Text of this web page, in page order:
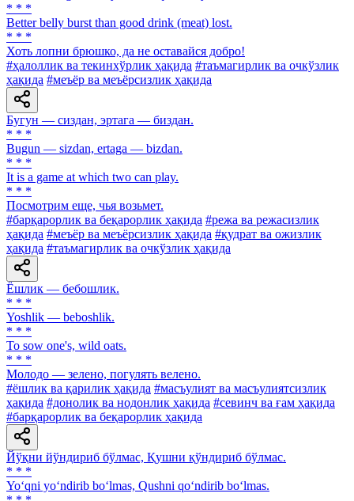
* * *
Better belly burst than good drink (meat) lost.
* * *
Хоть лопни брюшко, да не оставайся добро!
#ҳалоллик ва текинхўрлик ҳақида #таъмагирлик ва очкўзлик
ҳақида #меъёр ва меъёрсизлик ҳақида
Бугун — сиздан, эртага — биздан.
* * *
Bugun — sizdan, ertaga — bizdan.
* * *
It is a game at which two can play.
* * *
Посмотрим еще, чья возьмет.
#барқарорлик ва беқарорлик ҳақида #режа ва режасизлик
ҳақида #меъёр ва меъёрсизлик ҳақида #қудрат ва ожизлик
ҳақида #таъмагирлик ва очкўзлик ҳақида
Ёшлик — бебошлик.
* * *
Yoshlik — beboshlik.
* * *
То sow one's, wild oats.
* * *
Молодо — зелено, погулять велено.
#ёшлик ва қарилик ҳақида #масъулият ва масъулиятсизлик
ҳақида #донолик ва нодонлик ҳақида #севинч ва ғам ҳақида
#барқарорлик ва беқарорлик ҳақида
Йўқни йўндириб бўлмас, Қушни қўндириб бўлмас.
* * *
Yo‘qni yo‘ndirib bo‘lmas, Qushni qo‘ndirib bo‘lmas.